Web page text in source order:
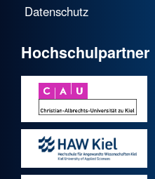
Datenschutz
Hochschulpartner